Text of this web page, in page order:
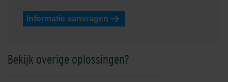
Informatie aanvragen
Bekijk overige oplossingen?